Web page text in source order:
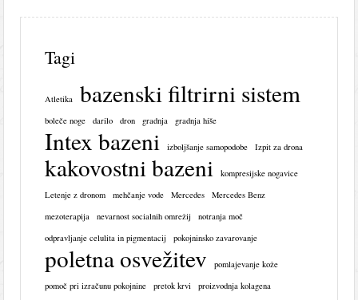
Tagi
Atletika bazenski filtrirni sistem
boleče noge darilo dron gradnja gradnja hiše
Intex bazeni izboljšanje samopodobe Izpit za drona
kakovostni bazeni
kompresijske nogavice
Letenje z dronom
mehčanje vode Mercedes
Mercedes Benz
mezoterapija
nevarnost socialnih omrežij
notranja moč
odpravljanje celulita in pigmentacij
pokojninsko zavarovanje
poletna osvežitev
pomlajevanje kože
pomoč pri izračunu pokojnine
pretok krvi
proizvodnja kolagena